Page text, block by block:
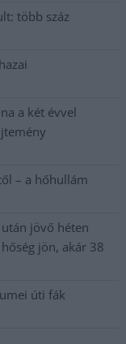
több száz
a két évvel
– a hőhullám
jövő héten
jön, akár 38
úti fák